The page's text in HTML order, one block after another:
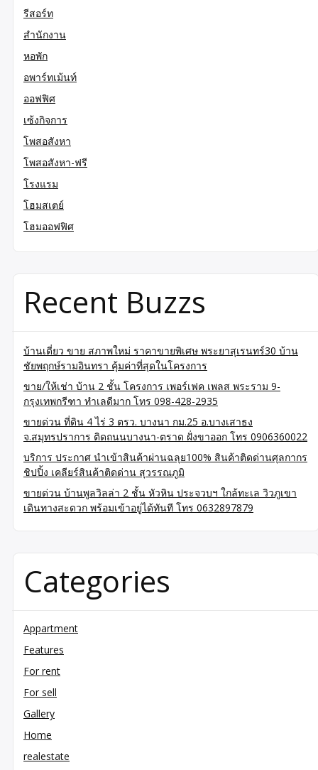
รีสอร์ท
สำนักงาน
หอพัก
อพาร์ทเม้นท์
ออฟฟิศ
เซ้งกิจการ
โพสอสังหา
โพสอสังหา-ฟรี
โรงแรม
โฮมสเตย์
โฮมออฟฟิศ
Recent Buzzs
บ้านเดี่ยว ขาย สภาพใหม่ ราคาขายพิเศษ พระยาสุเรนทร์30 บ้าน
ชัยพฤกษ์รามอินทรา คุ้มค่าที่สุดในโครงการ
ขาย/ให้เช่า บ้าน 2 ชั้น โครงการ เพอร์เฟค เพลส พระราม 9-
กรุงเทพกรีฑา ทำเลดีมาก โทร 098-428-2935
ขายด่วน ที่ดิน 4 ไร่ 3 ตรว. บางนา กม.25 อ.บางเสาธง
จ.สมุทรปราการ ติดถนนบางนา-ตราด ฝั่งขาออก โทร 0906360022
บริการ ประกาศ นำเข้าสินค้าผ่านฉลุย100% สินค้าติดด่านศุลกากร
ชิปปิ้ง เคลียร์สินค้าติดด่าน สุวรรณภูมิ
ขายด่วน บ้านพูลวิลล่า 2 ชั้น หัวหิน ประจวบฯ ใกล้ทะเล วิวภูเขา
เดินทางสะดวก พร้อมเข้าอยู่ได้ทันที โทร 0632897879
Categories
Appartment
Features
For rent
For sell
Gallery
Home
realestate